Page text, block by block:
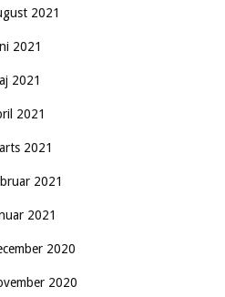
2021
2021
2021
2021
2021
2021
2021
2020
2020